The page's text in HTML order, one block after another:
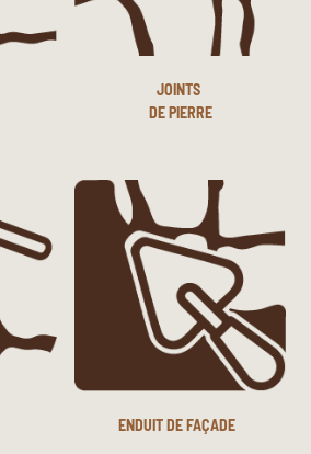
JOINTS
DE PIERRE
ENDUIT DE FAÇADE